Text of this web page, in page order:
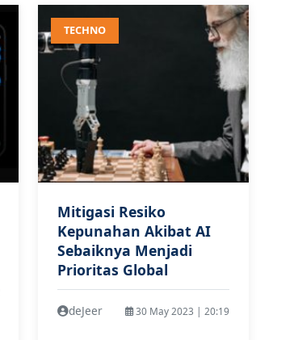
TECHNO
Mitigasi Resiko
Kepunahan Akibat AI
Sebaiknya Menjadi
Prioritas Global
deJeer 30 May 2023 | 20:19